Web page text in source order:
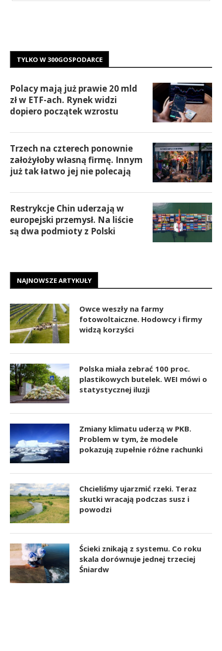
TYLKO W 300GOSPODARCE
Polacy mają już prawie 20 mld
zł w ETF-ach. Rynek widzi
dopiero początek wzrostu
Trzech na czterech ponownie
założyłoby własną firmę. Innym
już tak łatwo jej nie polecają
Restrykcje Chin uderzają w
europejski przemysł. Na liście
są dwa podmioty z Polski
NAJNOWSZE ARTYKUŁY
Owce weszły na farmy
fotowoltaiczne. Hodowcy i firmy
widzą korzyści
Polska miała zebrać 100 proc.
plastikowych butelek. WEI mówi o
statystycznej iluzji
Zmiany klimatu uderzą w PKB.
Problem w tym, że modele
pokazują zupełnie różne rachunki
Chcieliśmy ujarzmić rzeki. Teraz
skutki wracają podczas susz i
powodzi
Ścieki znikają z systemu. Co roku
skala dorównuje jednej trzeciej
Śniardw